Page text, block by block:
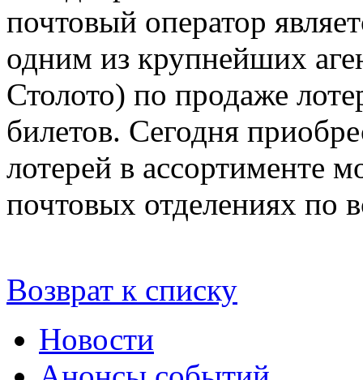
почтовый оператор
одним из крупнейших
Столото) по продаже
билетов. Сегодня
лотерей в ассортименте
почтовых отделениях по
Возврат к списку
Новости